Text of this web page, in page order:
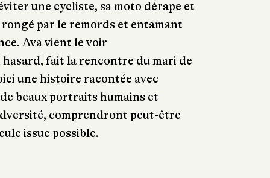
une cycliste, sa moto dérape et
par le remords et entamant
Ava vient le voir
fait la rencontre du mari de
une histoire racontée avec
beaux portraits humains et
comprendront peut-être
issue possible.